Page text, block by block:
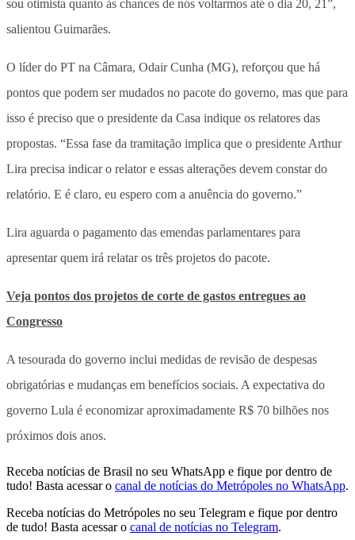
sou otimista quanto às chances de nós voltarmos até o dia 20, 21”,
salientou Guimarães.
O líder do PT na Câmara, Odair Cunha (MG), reforçou que há
pontos que podem ser mudados no pacote do governo, mas que para
isso é preciso que o presidente da Casa indique os relatores das
propostas. “Essa fase da tramitação implica que o presidente Arthur
Lira precisa indicar o relator e essas alterações devem constar do
relatório. E é claro, eu espero com a anuência do governo.”
Lira aguarda o pagamento das emendas parlamentares para
apresentar quem irá relatar os três projetos do pacote.
Veja pontos dos projetos de corte de gastos entregues ao
Congresso
A tesourada do governo inclui medidas de revisão de despesas
obrigatórias e mudanças em benefícios sociais. A expectativa do
governo Lula é economizar aproximadamente R$ 70 bilhões nos
próximos dois anos.
Receba notícias de Brasil no seu WhatsApp e fique por dentro de
tudo! Basta acessar o canal de notícias do Metrópoles no WhatsApp.
Receba notícias do Metrópoles no seu Telegram e fique por dentro
de tudo! Basta acessar o canal de notícias no Telegram.